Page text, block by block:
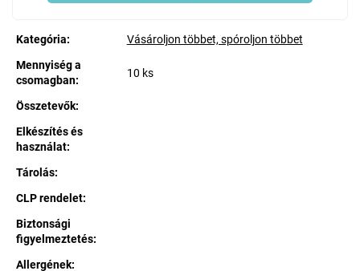
Kategória:
Vásároljon többet, spóroljon többet
Mennyiség a
csomagban:
10 ks
Összetevők:
Elkészítés és
használat:
Tárolás:
CLP rendelet:
Biztonsági
figyelmeztetés:
Allergének: